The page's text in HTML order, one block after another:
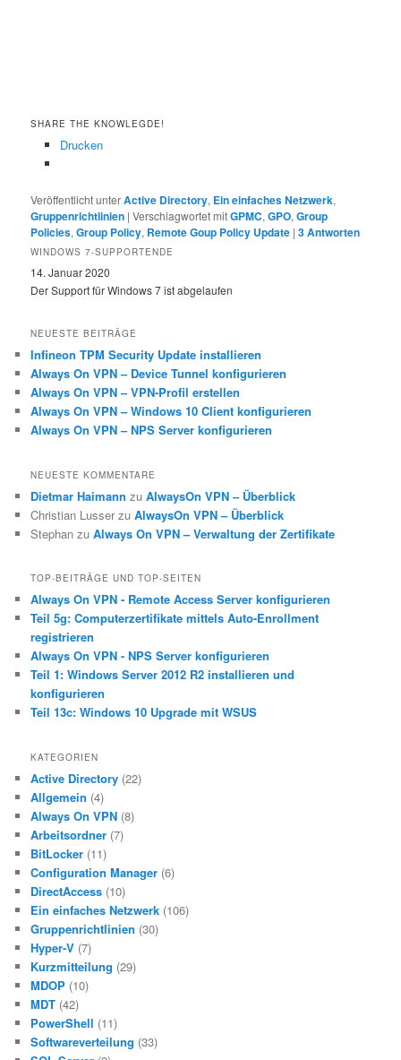
SHARE THE KNOWLEGDE!
Drucken
Veröffentlicht unterActive Directory, Ein einfaches Netzwerk,
Gruppenrichtlinien |Verschlagwortet mitGPMC,GPO,Group
Policies,Group Policy, Remote Goup Policy Update |3Antworten
WINDOWS 7-SUPPORTENDE
14. Januar 2020
Der Support für Windows 7 ist abgelaufen
NEUESTE BEITRÄGE
Infineon TPM Security Update installieren
Always On VPN – Device Tunnel konfigurieren
Always On VPN – VPN-Profil erstellen
Always On VPN – Windows 10 Client konfigurieren
Always On VPN – NPS Server konfigurieren
NEUESTE KOMMENTARE
Dietmar Haimann zuAlwaysOn VPN – Überblick
Christian Lusser zuAlwaysOn VPN – Überblick
Stephan zuAlways On VPN – Verwaltung der Zertifikate
TOP-BEITRÄGE UND TOP-SEITEN
Always On VPN - Remote Access Server konfigurieren
Teil 5g: Computerzertifikate mittels Auto-Enrollment
registrieren
Always On VPN - NPS Server konfigurieren
Teil 1: Windows Server 2012 R2 installieren und
konfigurieren
Teil 13c: Windows 10 Upgrade mit WSUS
KATEGORIEN
Active Directory (22)
Allgemein (4)
Always On VPN (8)
Arbeitsordner (7)
BitLocker (11)
Configuration Manager (6)
DirectAccess (10)
Ein einfaches Netzwerk (106)
Gruppenrichtlinien (30)
Hyper-V (7)
Kurzmitteilung (29)
MDOP (10)
MDT (42)
PowerShell (11)
Softwareverteilung (33)